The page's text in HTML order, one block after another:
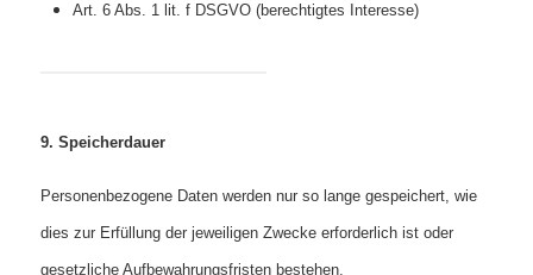
Art. 6 Abs. 1 lit. f DSGVO (berechtigtes Interesse)
9. Speicherdauer
Personenbezogene Daten werden nur so lange gespeichert, wie
dies zur Erfüllung der jeweiligen Zwecke erforderlich ist oder
gesetzliche Aufbewahrungsfristen bestehen.